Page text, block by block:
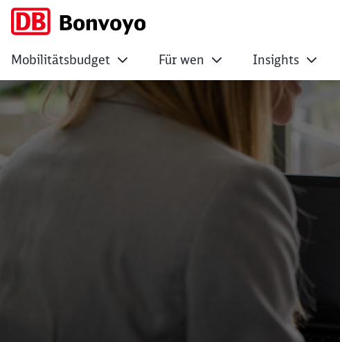
Wie funktioniert die
Mobilitätsbudget Für wen Insights